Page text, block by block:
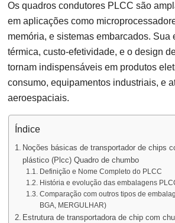
Os quadros condutores PLCC são
em aplicações como
memória, e sistemas embarcados. Sua
térmica, custo-efetividade, e o design
tornam indispensáveis ​​em produtos
consumo, equipamentos industriais, e
aeroespaciais.
Índice
Noções básicas de transportador de chips
plástico (Plcc) Quadro de chumbo
Definição e Nome Completo do PLCC
História e evolução das embalagens
Comparação com outros tipos de
BGA, MERGULHAR)
Estrutura de transportadora de chip com